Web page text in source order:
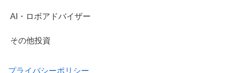
AI・ロボアドバイザー
その他投資
プライバシーポリシー